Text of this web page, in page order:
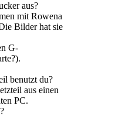
aus?
mit Rowena
Bilder hat sie
G-
benutzt du?
aus einen
PC.